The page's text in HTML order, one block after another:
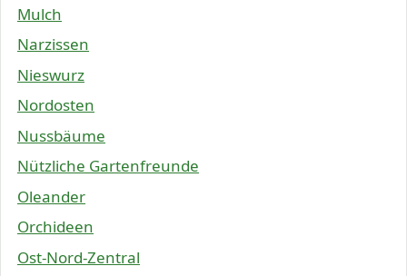
Mulch
Narzissen
Nieswurz
Nordosten
Nussbäume
Nützliche Gartenfreunde
Oleander
Orchideen
Ost-Nord-Zentral